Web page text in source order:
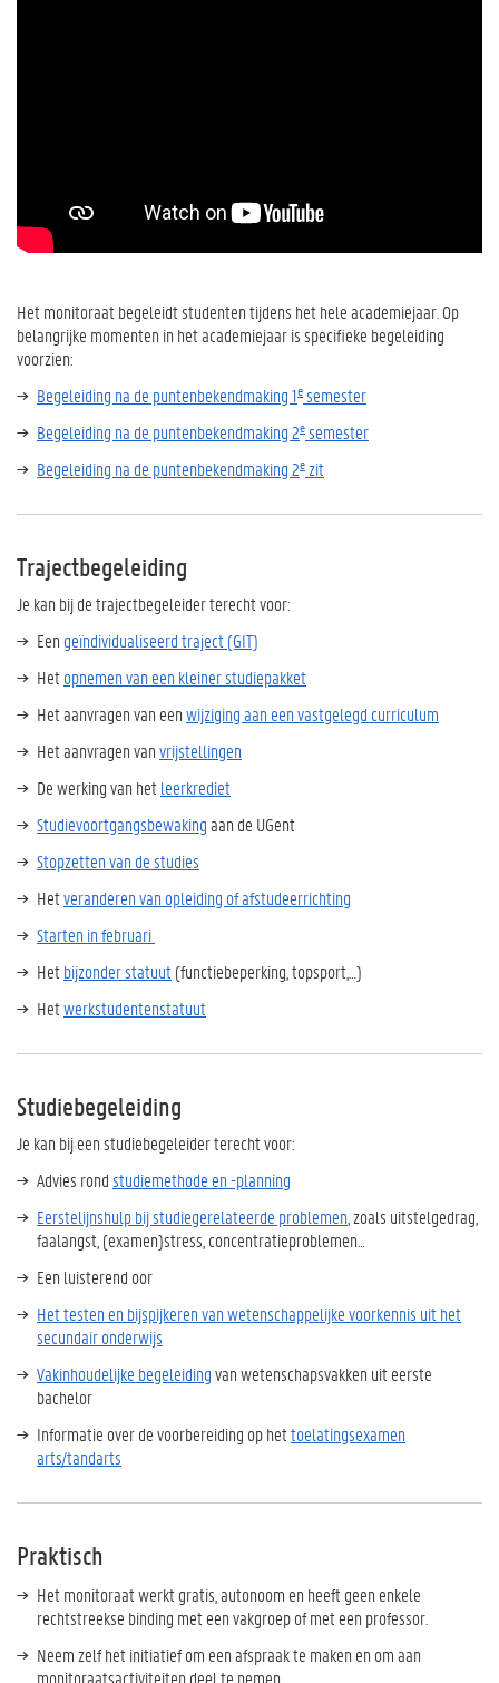
Het monitoraat begeleidt studenten tijdens het hele academiejaar. Op
belangrijke momenten in het academiejaar is specifieke begeleiding
voorzien:
Begeleiding na de puntenbekendmaking 1esemester
Begeleiding na de puntenbekendmaking 2esemester
Begeleiding na de puntenbekendmaking 2ezit
Trajectbegeleiding
Je kan bij de trajectbegeleider terecht voor:
Een geïndividualiseerd traject (GIT)
Hetopnemen van een kleiner studiepakket
Het aanvragen van eenwijziging aan een vastgelegd curriculum
Het aanvragen vanvrijstellingen
De werking van hetleerkrediet
Studievoortgangsbewakingaan de UGent
Stopzetten van de studies
Hetveranderen van opleiding of afstudeerrichting
Starten in februari
Hetbijzonder statuut(functiebeperking, topsport,…)
Hetwerkstudentenstatuut
Studiebegeleiding
Je kan bij een studiebegeleider terecht voor:
Advies rondstudiemethode en -planning
Eerstelijnshulp bij studiegerelateerde problemen , zoals uitstelgedrag,
faalangst, (examen)stress, concentratieproblemen…
Een luisterend oor
Het testen en bijspijkeren van wetenschappelijke voorkennis uit het
secundair onderwijs
Vakinhoudelijke begeleidingvan wetenschapsvakken uit eerste
bachelor
Informatie over de voorbereiding op hettoelatingsexamen
arts/tandarts
Praktisch
Het monitoraat werkt gratis, autonoom en heeft geen enkele
rechtstreekse binding met een vakgroep of met een professor.
Neem zelf het initiatief om een afspraak te maken en om aan
monitoraatsactiviteiten deel te nemen.